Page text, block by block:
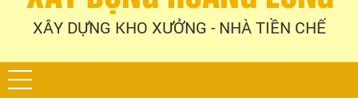
XÂY DỰNG KHO XƯỞNG - NHÀ TIỀN CHẾ